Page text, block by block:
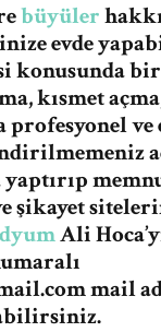
büyüler
evde
konusunda
kısmet
profesyonel
şikayet
Ali
mail